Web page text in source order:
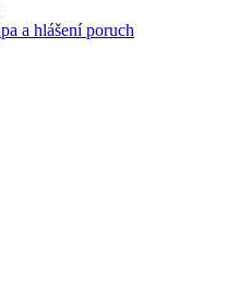
a hlášení poruch